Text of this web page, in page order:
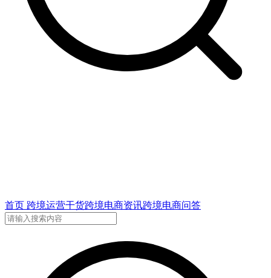
首页 跨境运营干货跨境电商资讯跨境电商问答